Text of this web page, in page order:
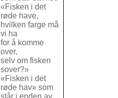
«Fisken i det
røde have,
hvilken farge må
vi ha
for å komme
over,
selv om fisken
sover?»
«Fisken i det
røde hav» som
står i enden av